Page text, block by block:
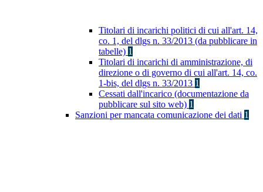
Titolari di incarichi politici di cui all'art. 14,
co. 1, del dlgs n. 33/2013 (da pubblicare in
tabelle) 1
Titolari di incarichi di amministrazione, di
direzione o di governo di cui all'art. 14, co.
1-bis, del dlgs n. 33/2013 1
Cessati dall'incarico (documentazione da
pubblicare sul sito web) 1
Sanzioni per mancata comunicazione dei dati 1